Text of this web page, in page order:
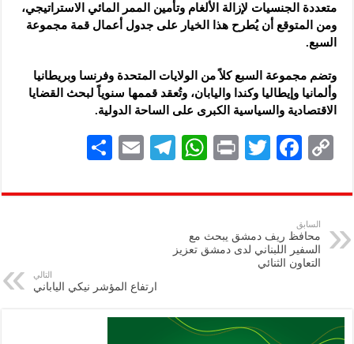
متعددة ‏الجنسيات لإزالة الألغام وتأمين الممر المائي الاستراتيجي،
ومن المتوقع أن ‏يُطرح هذا الخيار على جدول أعمال قمة مجموعة
السبع.‏
وتضم مجموعة السبع كلاً من الولايات المتحدة وفرنسا وبريطانيا
وألمانيا وإيطاليا ‏وكندا واليابان، وتُعقد قممها سنوياً لبحث القضايا
الاقتصادية والسياسية الكبرى على ‏الساحة الدولية.‏
C
p
y
Li
n
F
eb
k
T
tt
P
nt
W
at
A
Te
gr
E
ai
ar
السابق
محافظ ريف دمشق يبحث مع
السفير اللبناني لدى دمشق تعزيز
التعاون الثنائي
التالي
ارتفاع المؤشر نيكي الياباني